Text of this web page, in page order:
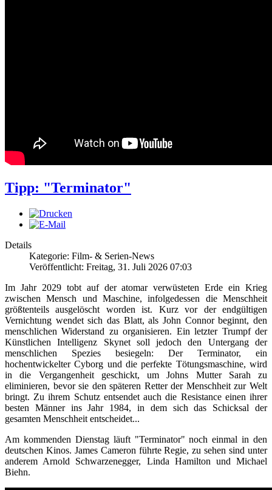
Tipp: "Terminator"
Details
Kategorie: Film- & Serien-News
Veröffentlicht: Freitag, 31. Juli 2026 07:03
Im Jahr 2029 tobt auf der atomar verwüsteten Erde ein Krieg
zwischen Mensch und Maschine, infolgedessen die Menschheit
größtenteils ausgelöscht worden ist. Kurz vor der endgültigen
Vernichtung wendet sich das Blatt, als John Connor beginnt, den
menschlichen Widerstand zu organisieren. Ein letzter Trumpf der
Künstlichen Intelligenz Skynet soll jedoch den Untergang der
menschlichen Spezies besiegeln: Der Terminator, ein
hochentwickelter Cyborg und die perfekte Tötungsmaschine, wird
in die Vergangenheit geschickt, um Johns Mutter Sarah zu
eliminieren, bevor sie den späteren Retter der Menschheit zur Welt
bringt. Zu ihrem Schutz entsendet auch die Resistance einen ihrer
besten Männer ins Jahr 1984, in dem sich das Schicksal der
gesamten Menschheit entscheidet...
Am kommenden Dienstag läuft "Terminator" noch einmal in den
deutschen Kinos. James Cameron führte Regie, zu sehen sind unter
anderem Arnold Schwarzenegger, Linda Hamilton und Michael
Biehn.